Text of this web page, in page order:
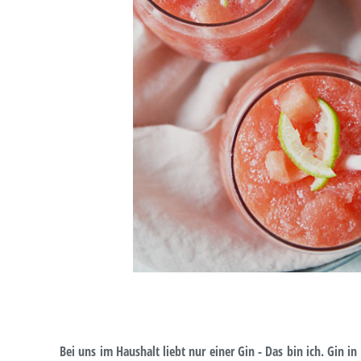
Bei uns im Haushalt liebt nur einer Gin - Das bin ich. Gin